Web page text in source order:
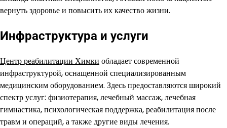
вернуть здоровье и повысить их качество жизни.
Инфраструктура и услуги
Центр реабилитации Химки обладает современной
инфраструктурой, оснащенной специализированным
медицинским оборудованием. Здесь предоставляются широкий
спектр услуг: физиотерапия, лечебный массаж, лечебная
гимнастика, психологическая поддержка, реабилитация после
травм и операций, а также другие виды лечения.